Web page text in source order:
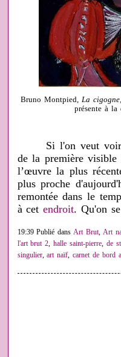
Bruno Montpied, La
présente à
Si l'on veut voir
de la première
l’œuvre la plus
plus proche
remontée dans le
à cetendroit. Qu'on
19:39 Publié dansArt Brut, Art
l'art brut 2,halle saint-pierre, de
singulier,art naïf,carnet de bord